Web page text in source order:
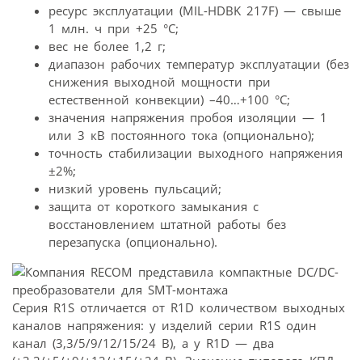
ресурс эксплуатации (MIL-HDBK 217F) — свыше
1 млн. ч при +25 °С;
вес не более 1,2 г;
диапазон рабочих температур эксплуатации (без
снижения выходной мощности при
естественной конвекции) –40…+100 °С;
значения напряжения пробоя изоляции — 1
или 3 кВ постоянного тока (опционально);
точность стабилизации выходного напряжения
±2%;
низкий уровень пульсаций;
защита от короткого замыкания с
восстановлением штатной работы без
перезапуска (опционально).
Серия R1S отличается от R1D количеством выходных
каналов напряжения: у изделий серии R1S один
канал (3,3/5/9/12/15/24 В), а у R1D — два